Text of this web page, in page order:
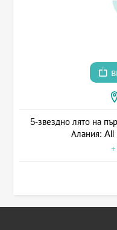
5-звездно лято на
Алания: All